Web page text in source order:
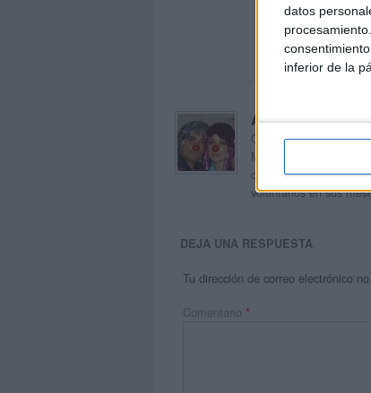
datos
inferior de la
Acerca de
Orientación Andújar
Maribel, que además
dentro del blog y en el
voluntarios en sus
DEJA UNA RESPUESTA
Tu dirección de correo electrónico
Comentario *